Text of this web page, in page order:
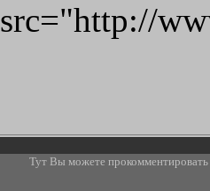
src="http://
Тут Вы можете